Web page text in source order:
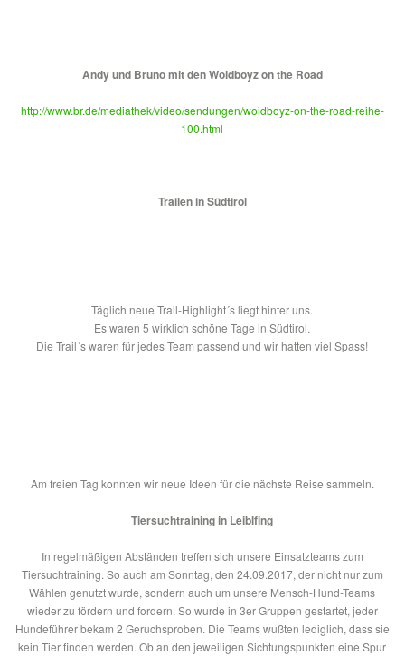
Andy und Bruno mit den Woidboyz on the Road
http://www.br.de/mediathek/video/sendungen/woidboyz-on-the-road-reihe-
100.html
Trailen in Südtirol
Täglich neue Trail-Highlight´s liegt hinter uns.
Es waren 5 wirklich schöne Tage in Südtirol.
Die Trail´s waren für jedes Team passend und wir hatten viel Spass!
Am freien Tag konnten wir neue Ideen für die nächste Reise sammeln.
Tiersuchtraining in Leiblfing
In regelmäßigen Abständen treffen sich unsere Einsatzteams zum
Tiersuchtraining. So auch am Sonntag, den 24.09.2017, der nicht nur zum
Wählen genutzt wurde, sondern auch um unsere Mensch-Hund-Teams
wieder zu fördern und fordern. So wurde in 3er Gruppen gestartet, jeder
Hundeführer bekam 2 Geruchsproben. Die Teams wußten lediglich, dass sie
kein Tier finden werden. Ob an den jeweiligen Sichtungspunkten eine Spur